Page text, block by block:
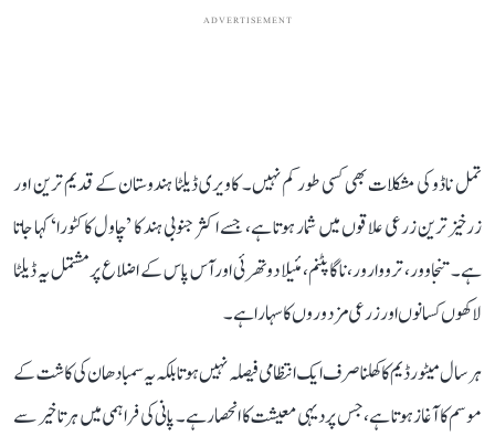
ADVERTISEMENT
تمل ناڈو کی مشکلات بھی کسی طور کم نہیں۔ کاویری ڈیلٹا ہندوستان کے قدیم ترین اور
زرخیز ترین زرعی علاقوں میں شمار ہوتا ہے، جسے اکثر جنوبی ہند کا ’چاول کا کٹورا‘ کہا جاتا
ہے۔ تنجاوور، ترووارور، ناگاپٹنم، مئیلا دوتھرئی اور آس پاس کے اضلاع پر مشتمل یہ ڈیلٹا
لاکھوں کسانوں اور زرعی مزدوروں کا سہارا ہے۔
ہر سال میٹور ڈیم کا کھلنا صرف ایک انتظامی فیصلہ نہیں ہوتا بلکہ یہ سمبا دھان کی کاشت کے
موسم کا آغاز ہوتا ہے، جس پر دیہی معیشت کا انحصار ہے۔ پانی کی فراہمی میں ہر تاخیر سے